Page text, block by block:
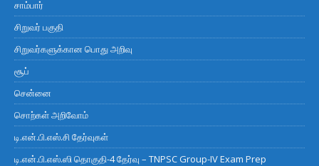
சாம்பார்
சிறுவர் பகுதி
சிறுவர்களுக்கான பொது அறிவு
சூப்
சென்னை
சொற்கள் அறிவோம்
டி.என்.பி.எஸ்.சி தேர்வுகள்
டி.என்.பி.எஸ்.ஸி தொகுதி-4 தேர்வு – TNPSC Group-IV Exam Prep